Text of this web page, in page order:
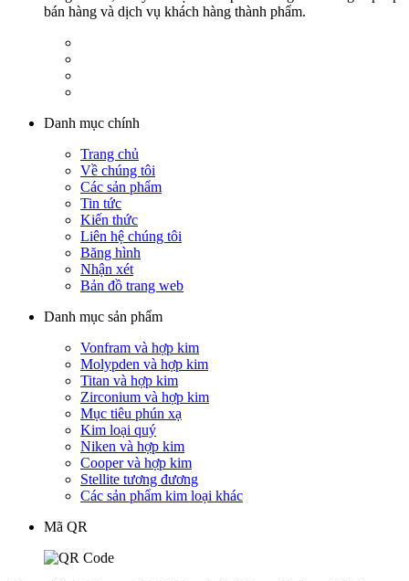
bán hàng và dịch vụ khách hàng thành phẩm.
Danh mục chính
Trang chủ
Về chúng tôi
Các sản phẩm
Tin tức
Kiến thức
Liên hệ chúng tôi
Băng hình
Nhận xét
Bản đồ trang web
Danh mục sản phẩm
Vonfram và hợp kim
Molypden và hợp kim
Titan và hợp kim
Zirconium và hợp kim
Mục tiêu phún xạ
Kim loại quý
Niken và hợp kim
Cooper và hợp kim
Stellite tương đương
Các sản phẩm kim loại khác
Mã QR